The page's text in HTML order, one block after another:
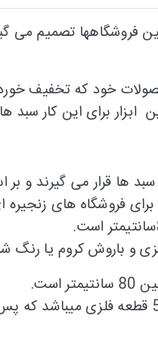
فروشگاهها تصمیم می
خود که تخفیف
ابزار برای این کار
ها قرار می گیرند و
فروشگاه های
و باروش کروم یا رنگ
است.